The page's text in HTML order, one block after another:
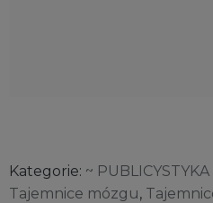
Kategorie: ~ PUBLICYSTYKA
Tajemnice mózgu,